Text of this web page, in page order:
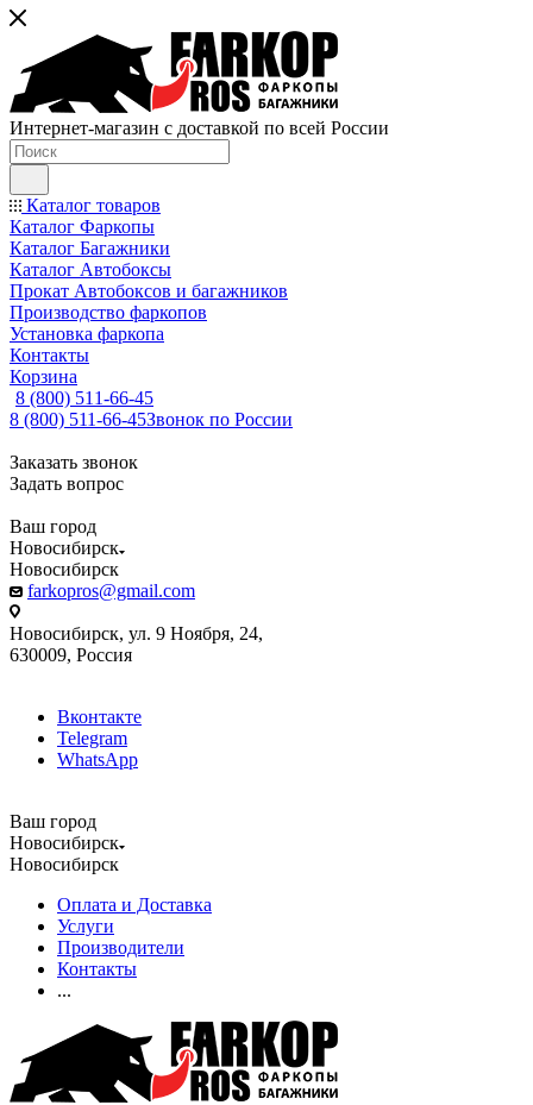
Интернет-магазин с доставкой по всей России
Каталог товаров
Каталог Фаркопы
Каталог Багажники
Каталог Автобоксы
Прокат Автобоксов и багажников
Производство фаркопов
Установка фаркопа
Контакты
Корзина
8 (800) 511-66-45
8 (800) 511-66-45Звонок по России
Заказать звонок
Задать вопрос
Ваш город
Новосибирск
Новосибирск
farkopros@gmail.com
Новосибирск, ул. 9 Ноября, 24,
630009, Россия
Вконтакте
Telegram
WhatsApp
Ваш город
Новосибирск
Новосибирск
Оплата и Доставка
Услуги
Производители
Контакты
...